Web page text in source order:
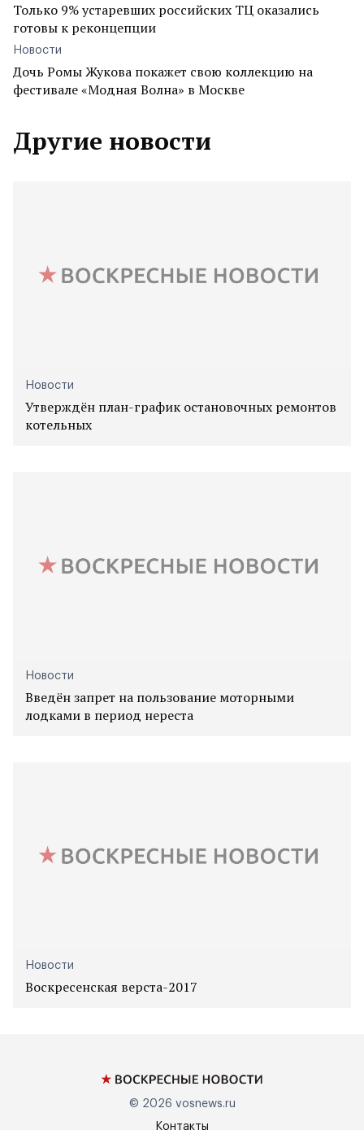
Только 9% устаревших российских ТЦ оказались
готовы к реконцепции
Новости
Дочь Ромы Жукова покажет свою коллекцию на
фестивале «Модная Волна» в Москве
Другие новости
Новости
Утверждён план-график остановочных ремонтов
котельных
Новости
Введён запрет на пользование моторными
лодками в период нереста
Новости
Воскресенская верста-2017
© 2026 vosnews.ru
Контакты